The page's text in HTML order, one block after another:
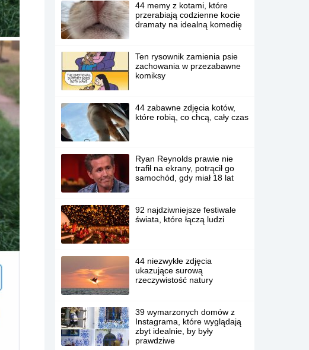
44 memy z kotami, które
przerabiają codzienne kocie
dramaty na idealną komedię
Ten rysownik zamienia psie
zachowania w przezabawne
komiksy
44 zabawne zdjęcia kotów,
które robią, co chcą, cały czas
Ryan Reynolds prawie nie
trafił na ekrany, potrącił go
samochód, gdy miał 18 lat
92 najdziwniejsze festiwale
świata, które łączą ludzi
44 niezwykłe zdjęcia
ukazujące surową
rzeczywistość natury
39 wymarzonych domów z
Instagrama, które wyglądają
zbyt idealnie, by były
prawdziwe